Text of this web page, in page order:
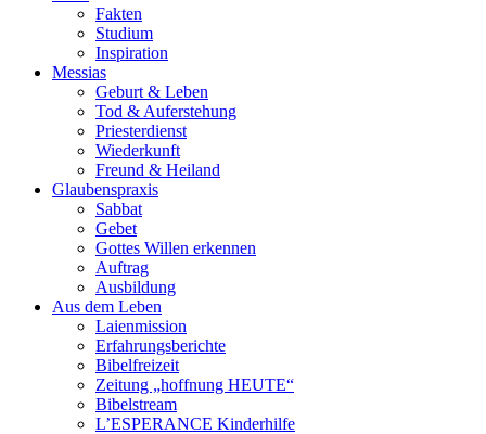
Fakten
Studium
Inspiration
Messias
Geburt & Leben
Tod & Auferstehung
Priesterdienst
Wiederkunft
Freund & Heiland
Glaubenspraxis
Sabbat
Gebet
Gottes Willen erkennen
Auftrag
Ausbildung
Aus dem Leben
Laienmission
Erfahrungsberichte
Bibelfreizeit
Zeitung „hoffnung HEUTE“
Bibelstream
L’ESPERANCE Kinderhilfe